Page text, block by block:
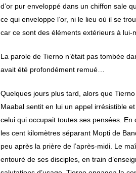
d’or pur enveloppé dans un chiffon sale
ce qui enveloppe l’or, ni le lieu où il se
car ce sont des éléments extérieurs à lui-
La parole de Tierno n’était pas tombée
avait été profondément remué…
Quelques jours plus tard, alors que
Maabal sentit en lui un appel irrésistible
celui qui occupait toutes ses pensées.
les cent kilomètres séparant Mopti de
peu après la prière de l’après-midi. Le
entouré de ses disciples, en train